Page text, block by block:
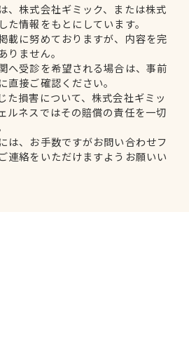
、株式会社ギミック、または株式
た情報をもとにしています。
載に努めておりますが、内容を完
りません。
へ受診を希望される場合は、事前
直接ご確認ください。
た損害について、株式会社ギミッ
ルネスではその賠償の責任を一切
は、お手数ですがお問い合わせフ
連絡をいただけますようお願いい